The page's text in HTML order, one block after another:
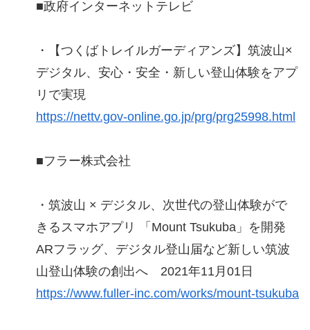
■政府インターネットテレビ
・【つくばトレイルガーディアンズ】筑波山×
デジタル、安心・安全・新しい登山体験をアプ
リで実現
https://nettv.gov-online.go.jp/prg/prg25998.html
■フラー株式会社
・筑波山 × デジタル、次世代の登山体験がで
きるスマホアプリ 「Mount Tsukuba」を開発
ARフラッグ、デジタル登山届など新しい筑波
山登山体験の創出へ 2021年11月01日
https://www.fuller-inc.com/works/mount-tsukuba